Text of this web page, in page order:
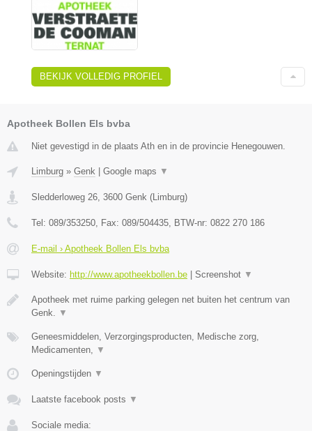
BEKIJK VOLLEDIG PROFIEL
Apotheek Bollen Els bvba
Niet gevestigd in de plaats Ath en in de provincie Henegouwen.
Limburg » Genk Google maps ▼
Sledderloweg 26 3600 Genk ( Limburg)
Tel: 089/353250 , Fax: 089/504435 , BTW-nr: 0822 270 186
E-mail › Apotheek Bollen Els bvba
Website: http://www.apotheekbollen.be Screenshot ▼
Apotheek met ruime parking gelegen net buiten het centrum van
Genk.
▼
Geneesmiddelen, Verzorgingsproducten, Medische zorg,
Medicamenten,
▼
Openingstijden ▼
Laatste facebook posts ▼
Sociale media: